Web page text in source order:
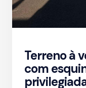
Terreno à
com